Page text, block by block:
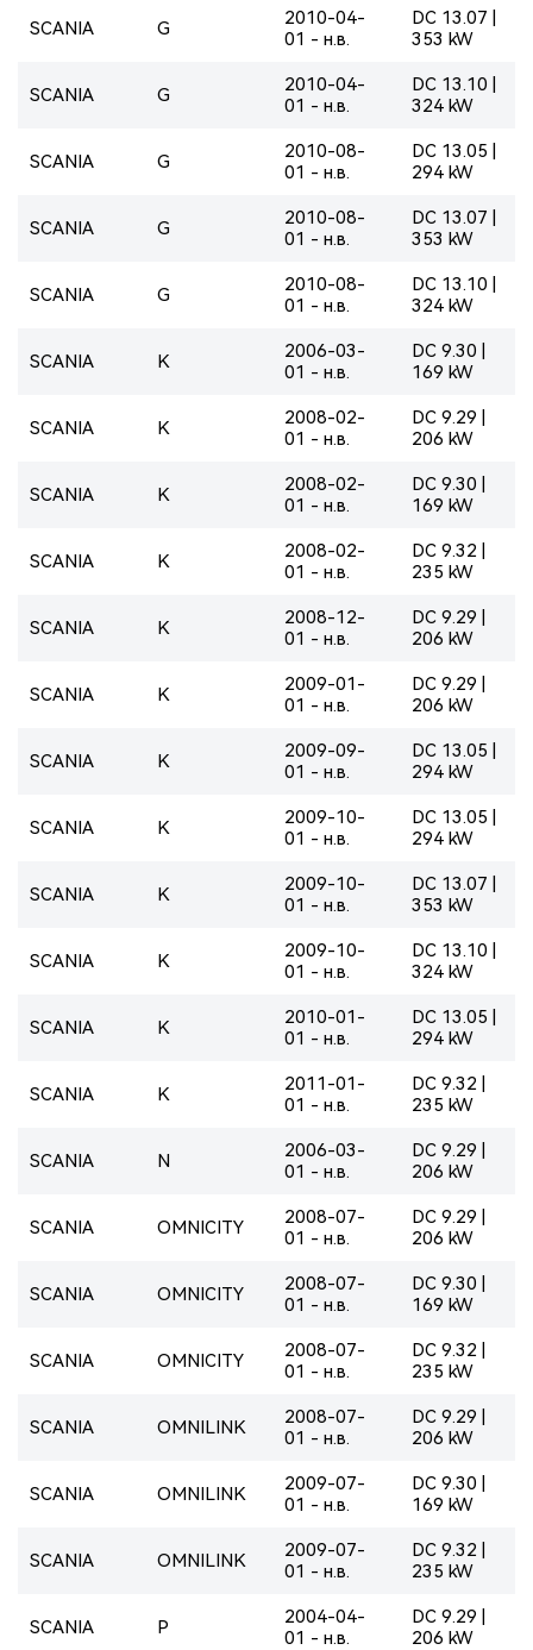
SCANIA G
2010-04-
01 - н.в.
DC 13.07 |
353 kW
SCANIA G
2010-04-
01 - н.в.
DC 13.10 |
324 kW
SCANIA G
2010-08-
01 - н.в.
DC 13.05 |
294 kW
SCANIA G
2010-08-
01 - н.в.
DC 13.07 |
353 kW
SCANIA G
2010-08-
01 - н.в.
DC 13.10 |
324 kW
SCANIA K
2006-03-
01 - н.в.
DC 9.30 |
169 kW
SCANIA K
2008-02-
01 - н.в.
DC 9.29 |
206 kW
SCANIA K
2008-02-
01 - н.в.
DC 9.30 |
169 kW
SCANIA K
2008-02-
01 - н.в.
DC 9.32 |
235 kW
SCANIA K
2008-12-
01 - н.в.
DC 9.29 |
206 kW
SCANIA K
2009-01-
01 - н.в.
DC 9.29 |
206 kW
SCANIA K
2009-09-
01 - н.в.
DC 13.05 |
294 kW
SCANIA K
2009-10-
01 - н.в.
DC 13.05 |
294 kW
SCANIA K
2009-10-
01 - н.в.
DC 13.07 |
353 kW
SCANIA K
2009-10-
01 - н.в.
DC 13.10 |
324 kW
SCANIA K
2010-01-
01 - н.в.
DC 13.05 |
294 kW
SCANIA K
2011-01-
01 - н.в.
DC 9.32 |
235 kW
SCANIA N
2006-03-
01 - н.в.
DC 9.29 |
206 kW
SCANIA OMNICITY
2008-07-
01 - н.в.
DC 9.29 |
206 kW
SCANIA OMNICITY
2008-07-
01 - н.в.
DC 9.30 |
169 kW
SCANIA OMNICITY
2008-07-
01 - н.в.
DC 9.32 |
235 kW
SCANIA OMNILINK
2008-07-
01 - н.в.
DC 9.29 |
206 kW
SCANIA OMNILINK
2009-07-
01 - н.в.
DC 9.30 |
169 kW
SCANIA OMNILINK
2009-07-
01 - н.в.
DC 9.32 |
235 kW
SCANIA P
2004-04-
01 - н.в.
DC 9.29 |
206 kW